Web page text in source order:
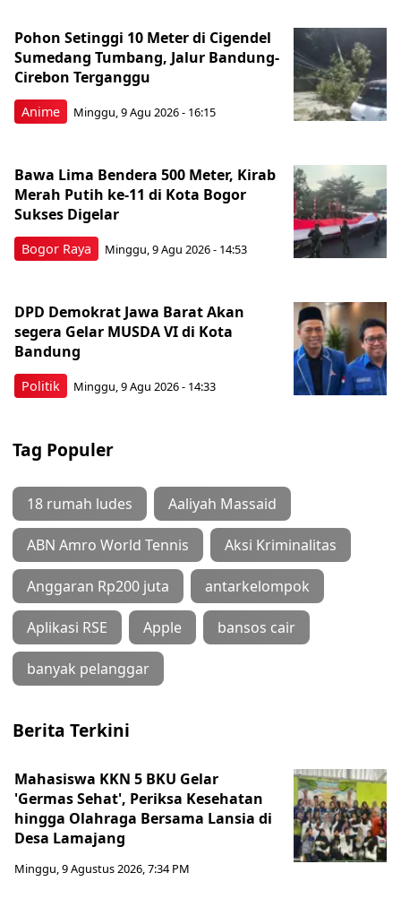
Anime
Pohon Setinggi 10 Meter di Cigendel
Sumedang Tumbang, Jalur Bandung-
Cirebon Terganggu
Minggu, 9 Agu 2026 - 16:15
Bogor Raya
Bawa Lima Bendera 500 Meter, Kirab
Merah Putih ke-11 di Kota Bogor
Sukses Digelar
Minggu, 9 Agu 2026 - 14:53
Politik
DPD Demokrat Jawa Barat Akan
segera Gelar MUSDA VI di Kota
Bandung
Minggu, 9 Agu 2026 - 14:33
Tag Populer
18 rumah ludes Aaliyah Massaid
ABN Amro World Tennis Aksi Kriminalitas
Anggaran Rp200 juta antarkelompok
Aplikasi RSE Apple bansos cair
banyak pelanggar
Berita Terkini
Mahasiswa KKN 5 BKU Gelar
'Germas Sehat', Periksa Kesehatan
hingga Olahraga Bersama Lansia di
Desa Lamajang
Minggu, 9 Agustus 2026, 7:34 PM